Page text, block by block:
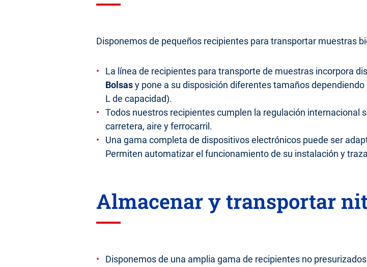
Disponemos de pequeños recipientes para transportar muestras
La línea de recipientes para transporte de muestras incorpora
Bolsasy pone a su disposición diferentes tamaños
L de capacidad).
Todos nuestros recipientes cumplen la regulación internacional
carretera, aire y ferrocarril.
Una gama completa de dispositivos electrónicos puede ser
Permiten automatizar el funcionamiento de su instalación y
Almacenar y transportar
Disponemos de una amplia gama de recipientes no